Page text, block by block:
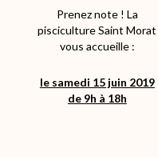
Prenez note ! La
pisciculture Saint Morat
vous accueille :
le samedi 15 juin 2019
de 9h à 18h